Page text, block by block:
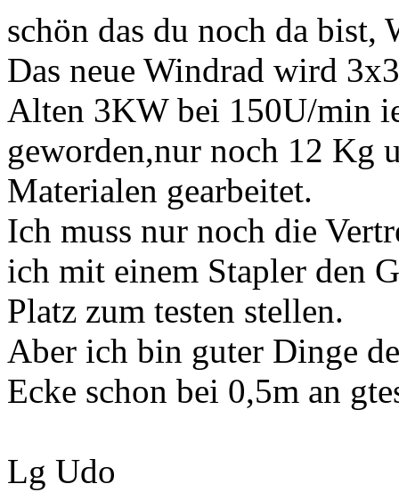
schön das du noch da bist,
Das neue Windrad wird
Alten 3KW bei 150U/min
geworden,nur noch 12 Kg
Materialen gearbeitet.
Ich muss nur noch die
ich mit einem Stapler den
Platz zum testen stellen.
Aber ich bin guter Dinge
Ecke schon bei 0,5m an
Lg Udo